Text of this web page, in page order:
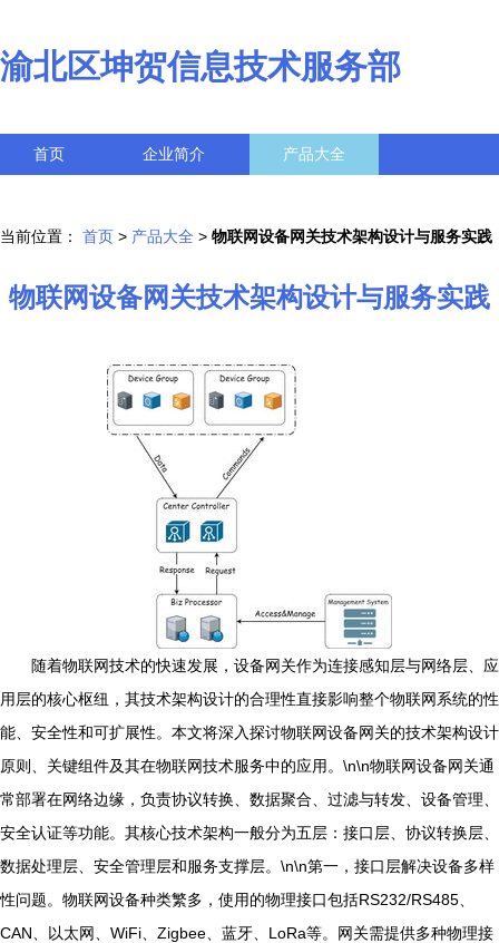
渝北区坤贺信息技术服务部
首页 企业简介 产品大全
当前位置： 首页 > 产品大全 > 物联网设备网关技术架构设计与服务实践
物联网设备网关技术架构设计与服务实践
随着物联网技术的快速发展，设备网关作为连接感知层与网络层、应
用层的核心枢纽，其技术架构设计的合理性直接影响整个物联网系统的性
能、安全性和可扩展性。本文将深入探讨物联网设备网关的技术架构设计
原则、关键组件及其在物联网技术服务中的应用。\n\n物联网设备网关通
常部署在网络边缘，负责协议转换、数据聚合、过滤与转发、设备管理、
安全认证等功能。其核心技术架构一般分为五层：接口层、协议转换层、
数据处理层、安全管理层和服务支撑层。\n\n第一，接口层解决设备多样
性问题。物联网设备种类繁多，使用的物理接口包括RS232/RS485、
CAN、以太网、WiFi、Zigbee、蓝牙、LoRa等。网关需提供多种物理接